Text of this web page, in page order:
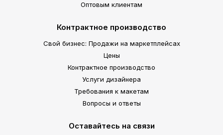
Оптовым клиентам
Контрактное производство
Свой бизнес: Продажи на маркетплейсах
Цены
Контрактное производство
Услуги дизайнера
Требования к макетам
Вопросы и ответы
Оставайтесь на связи